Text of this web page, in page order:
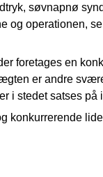
søvnapnø
operationen,
foretages en
er andre
i stedet satses på
konkurrerende